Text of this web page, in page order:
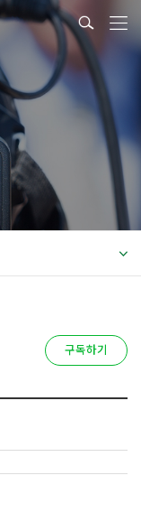
구독하기